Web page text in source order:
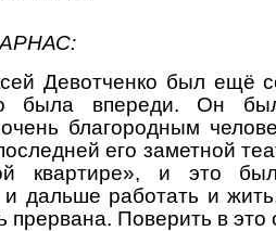
Девотченко был ещё
была впереди. Он был
благородным
его заметной
квартире», и это
дальше работать и
прервана. Поверить в